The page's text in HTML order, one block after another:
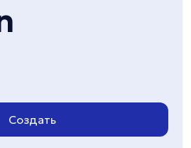
Создать